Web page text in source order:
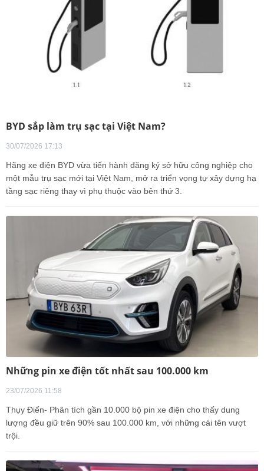
BYD sắp làm trụ sạc tại Việt Nam?
30/07/2026 17:13
Hãng xe điện BYD vừa tiến hành đăng ký sở hữu công nghiệp cho
một mẫu trụ sạc mới tại Việt Nam, mở ra triển vọng tự xây dựng hạ
tầng sạc riêng thay vì phụ thuộc vào bên thứ 3.
Những pin xe điện tốt nhất sau 100.000 km
23/07/2026 11:58
Thụy Điển- Phân tích gần 10.000 bộ pin xe điện cho thấy dung
lượng đều giữ trên 90% sau 100.000 km, với những cái tên vượt
trội.